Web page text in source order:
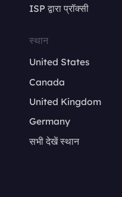
ISP द्वारा प्रॉक्सी
स्थान
United States
Canada
United Kingdom
Germany
सभी देखें स्थान